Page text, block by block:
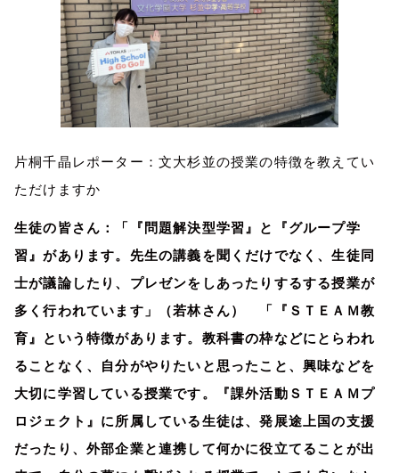
片桐千晶レポーター：文大杉並の授業の特徴を教えてい
ただけますか
生徒の皆さん：「『問題解決型学習』と『グループ学
習』があります。先生の講義を聞くだけでなく、生徒同
士が議論したり、プレゼンをしあったりするする授業が
多く行われています」（若林さん） 「『ＳＴＥＡＭ教
育』という特徴があります。教科書の枠などにとらわれ
ることなく、自分がやりたいと思ったこと、興味などを
大切に学習している授業です。『課外活動ＳＴＥＡＭプ
ロジェクト』に所属している生徒は、発展途上国の支援
だったり、外部企業と連携して何かに役立てることが出